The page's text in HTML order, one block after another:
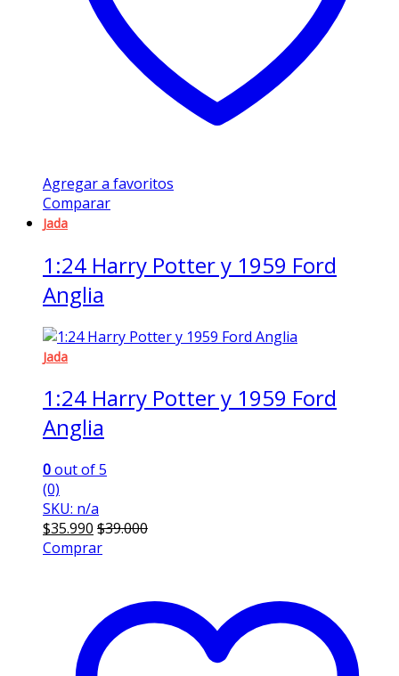
Agregar a favoritos
Comparar
Jada
1:24 Harry Potter y 1959 Ford
Anglia
Jada
1:24 Harry Potter y 1959 Ford
Anglia
0out of 5
(0)
SKU: n/a
$35.990 $39.000
Comprar